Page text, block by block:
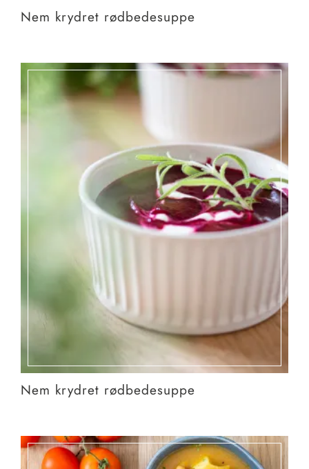
Nem krydret rødbedesuppe
Nem krydret rødbedesuppe